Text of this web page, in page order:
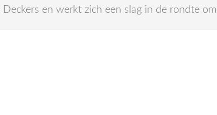
en werkt zich een slag in de rondte